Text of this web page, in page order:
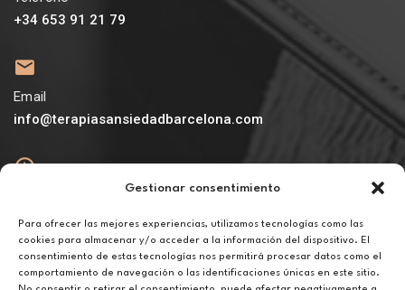
Gestionar consentimiento
Para ofrecer las mejores experiencias, utilizamos tecnologías como las
cookies para almacenar y/o acceder a la información del dispositivo. El
consentimiento de estas tecnologías nos permitirá procesar datos como el
comportamiento de navegación o las identificaciones únicas en este sitio.
+34 653 91 21 79
Email
info@terapiasansiedadbarcelona.com
De lunes a viernes de 10h a 20h
Aviso legal
Política de privacidad